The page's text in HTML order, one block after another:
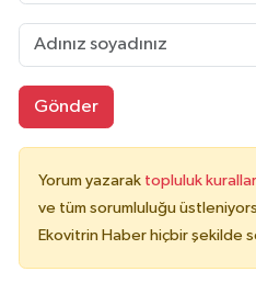
Gönder
Yorum yazarak topluluk
ve tüm sorumluluğu
Ekovitrin Haber hiçbir şekilde